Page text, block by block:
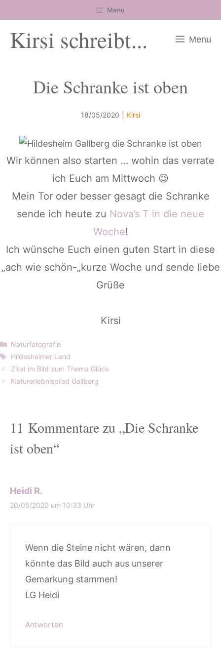
Inhalt
springen
Menu
Kirsi schreibt... Menu
Die Schranke ist oben
18/05/2020 Kirsi
Wir können also starten … wohin das verrate
ich Euch am Mittwoch 😉
Mein Tor oder besser gesagt die Schranke
sende ich heute zu Nova’s T in die neue
Woche!
Ich wünsche Euch einen guten Start in diese
„ach wie schön-„kurze Woche und sende liebe
Grüße
Kirsi
Kategorien
Naturfotografie
Schlagwörter
Hildesheimer Land
Zitat im Bild zum Thema Glück
Naturerlebnispfad Gallberg
11 Kommentare zu „Die Schranke
ist oben“
Heidi R.
20/05/2020 um 10:33 Uhr
Wenn die Steine nicht wären, dann
könnte das Bild auch aus unserer
Gemarkung stammen!
LG Heidi
Antworten